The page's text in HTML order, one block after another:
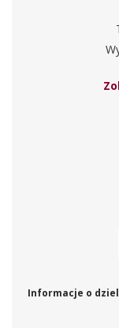
Informacje o